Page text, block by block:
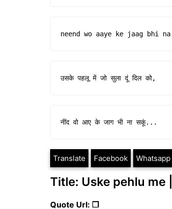
neend wo aaye ke jaag bhi
उसके पहलू में जो सुला दूं दिल को,
नींद वो आए के जाग भी ना सकूं...
Translate Facebook Whatsapp
Title: Uske pehlu me
Quote Url: ❐